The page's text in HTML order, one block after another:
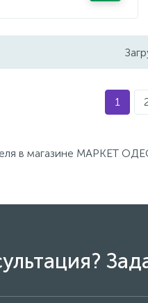
1
в магазине МАРКЕТ